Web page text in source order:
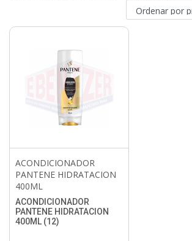
ACONDICIONADOR
PANTENE HIDRATACION
400ML
ACONDICIONADOR
PANTENE HIDRATACION
400ML (12)